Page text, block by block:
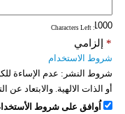
: Characters Left
إلزامي *
شروط الاستخدام
شروط النشر: عدم الإساءة
أو الذات الالهية. والابتعاد
اُوافق على شروط